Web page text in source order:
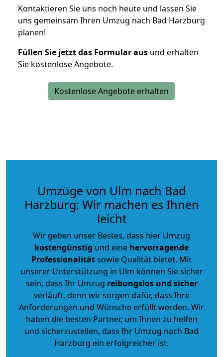
Kontaktieren Sie uns noch heute und lassen Sie
uns gemeinsam Ihren Umzug nach Bad Harzburg
planen!
Füllen Sie jetzt das Formular aus und erhalten
Sie kostenlose Angebote.
Kostenlose Angebote erhalten
Umzüge von Ulm nach Bad
Harzburg: Wir machen es Ihnen
leicht
Wir geben unser Bestes, dass hier Umzug
kostengünstig und eine hervorragende
Professionalitätsowie Qualität bietet. Mit
unserer Unterstützung in Ulm können Sie sicher
sein, dass Ihr Umzug reibungslos und sicher
verläuft, denn wir sorgen dafür, dass Ihre
Anforderungen und Wünsche erfüllt werden. Wir
haben die besten Partner, um Ihnen zu helfen
und sicherzustellen, dass Ihr Umzug nach Bad
Harzburg ein erfolgreicher ist.